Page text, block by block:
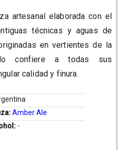
artesanal elaborada con el
técnicas y aguas de
en vertientes de la
confiere a todas sus
calidad y finura.
Amber Ale
-